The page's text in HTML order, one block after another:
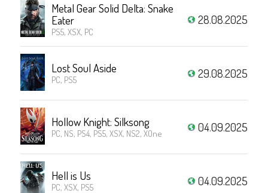
Metal Gear Solid Delta: Snake
Eater
PS5, XSX, PC
28.08.2025
Lost Soul Aside
PC, PS5 29.08.2025
Hollow Knight: Silksong
PC, NS, PS4, PS5, XSX, NS2, XOne 04.09.2025
Hell is Us
PC, XSX, PS5 04.09.2025